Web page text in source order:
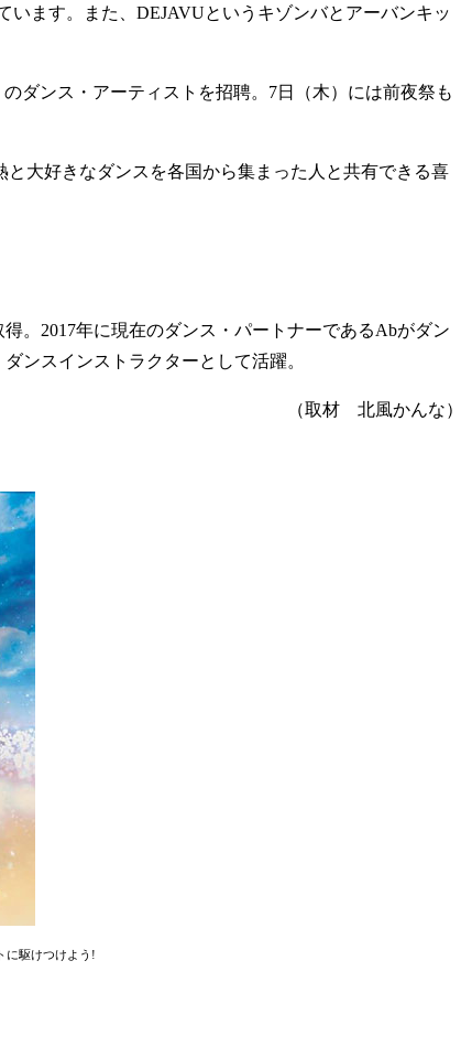
います。また、DEJAVUというキゾンバとアーバンキッ
ダンス・アーティストを招聘。7日（木）には前夜祭も
大好きなダンスを各国から集まった人と共有できる喜
。2017年に現在のダンス・パートナーであるAbがダン
ダンスインストラクターとして活躍。
（取材 北風かんな）
に駆けつけよう!